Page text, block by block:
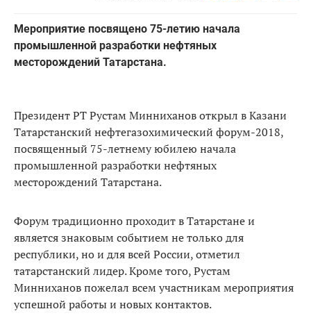
Мероприятие посвящено 75-летию начала
промышленной разработки нефтяных
месторождений Татарстана.
Президент РТ Рустам Минниханов открыл в Казани
Татарстанский нефтегазохимический форум-2018,
посвященный 75-летнему юбилею начала
промышленной разработки нефтяных
месторождений Татарстана.
Форум традиционно проходит в Татарстане и
является знаковым событием не только для
республики, но и для всей России, отметил
татарстанский лидер. Кроме того, Рустам
Минниханов пожелал всем участникам мероприятия
успешной работы и новых контактов.